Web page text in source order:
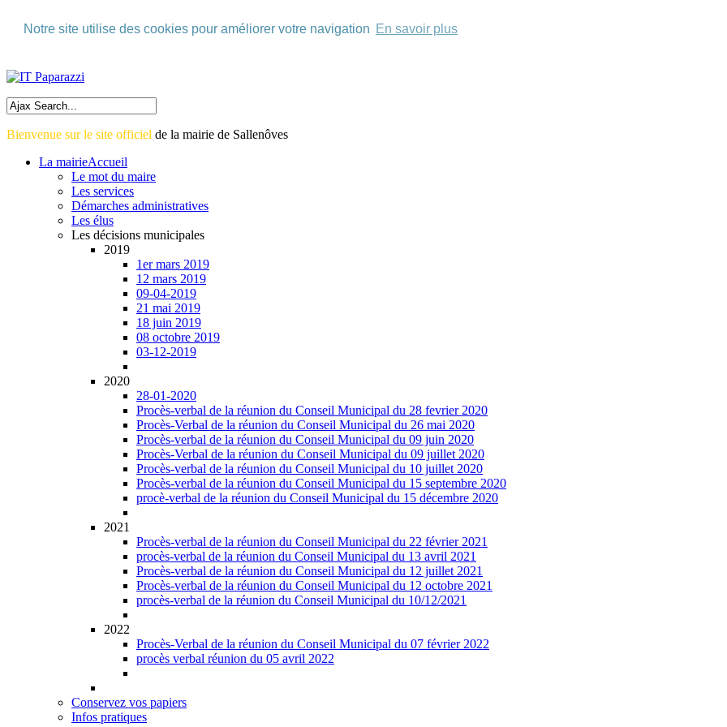
Notre site utilise des cookies pour améliorer votre navigation En savoir plus
Skip to Content
Bienvenue sur le site officiel de la mairie de Sallenôves
La mairieAccueil
Le mot du maire
Les services
Démarches administratives
Les élus
Les décisions municipales
2019
1er mars 2019
12 mars 2019
09-04-2019
21 mai 2019
18 juin 2019
08 octobre 2019
03-12-2019
2020
28-01-2020
Procès-verbal de la réunion du Conseil Municipal du 28 fevrier 2020
Procès-Verbal de la réunion du Conseil Municipal du 26 mai 2020
Procès-verbal de la réunion du Conseil Municipal du 09 juin 2020
Procès-Verbal de la réunion du Conseil Municipal du 09 juillet 2020
Procès-verbal de la réunion du Conseil Municipal du 10 juillet 2020
Procès-verbal de la réunion du Conseil Municipal du 15 septembre 2020
procè-verbal de la réunion du Conseil Municipal du 15 décembre 2020
2021
Procès-verbal de la réunion du Conseil Municipal du 22 février 2021
procès-verbal de la réunion du Conseil Municipal du 13 avril 2021
Procès-verbal de la réunion du Conseil Municipal du 12 juillet 2021
Procès-verbal de la réunion du Conseil Municipal du 12 octobre 2021
procès-verbal de la réunion du Conseil Municipal du 10/12/2021
2022
Procès-Verbal de la réunion du Conseil Municipal du 07 février 2022
procès verbal réunion du 05 avril 2022
Conservez vos papiers
Infos pratiques